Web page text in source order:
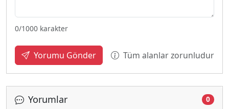
0/1000 karakter
Yorumu Gönder Tüm alanlar zorunludur
Yorumlar 0